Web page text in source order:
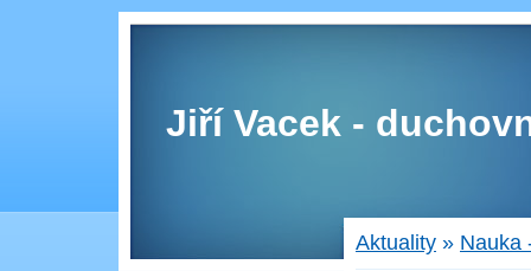
Jiří Vacek -
Aktuality » Nauka